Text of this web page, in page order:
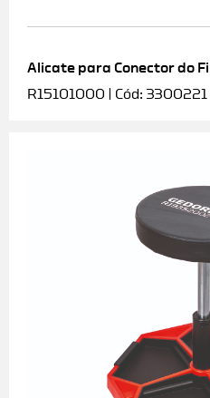
Alicate para Conector do
R15101000 | Cód: 3300221